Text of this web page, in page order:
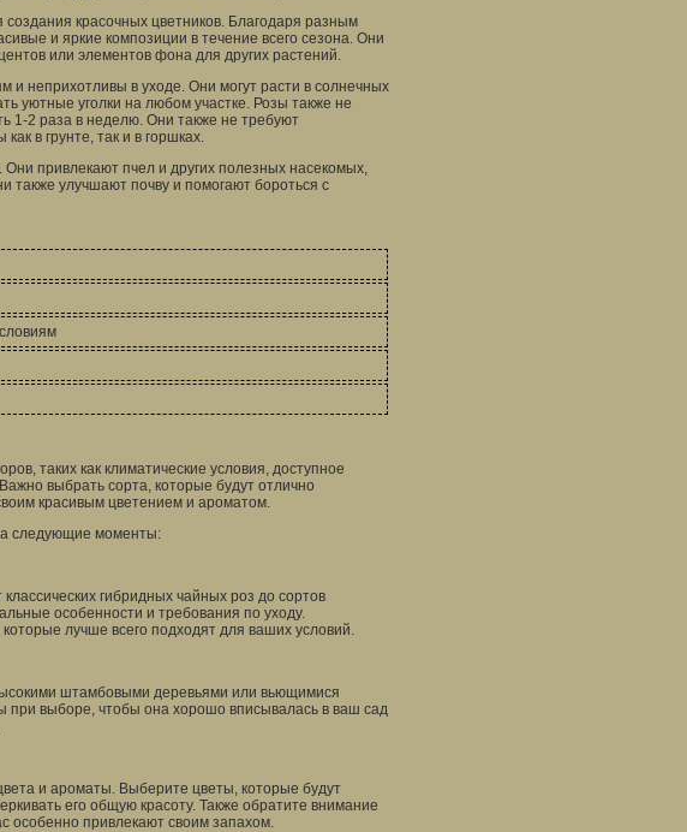
красочных цветников. Благодаря разным
и яркие композиции в течение всего сезона. Они
или элементов фона для других растений.
и неприхотливы в уходе. Они могут расти в солнечных
уютные уголки на любом участке. Розы также не
1-2 раза в неделю. Они также не требуют
в грунте, так и в горшках.
привлекают пчел и других полезных насекомых,
также улучшают почву и помогают бороться с
таких как климатические условия, доступное
выбрать сорта, которые будут отлично
красивым цветением и ароматом.
следующие моменты:
гибридных чайных роз до сортов
особенности и требования по уходу.
лучше всего подходят для ваших условий.
штамбовыми деревьями или вьющимися
выборе, чтобы она хорошо вписывалась в ваш сад
и ароматы. Выберите цветы, которые будут
его общую красоту. Также обратите внимание
особенно привлекают своим запахом.